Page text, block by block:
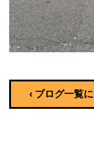
‹ ブログ一覧